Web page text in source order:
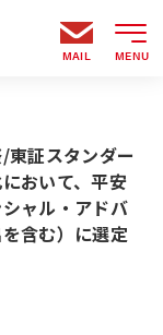
MAIL MENU
東証スタンダー
おいて、平安
ャル・アドバ
含む）に選定